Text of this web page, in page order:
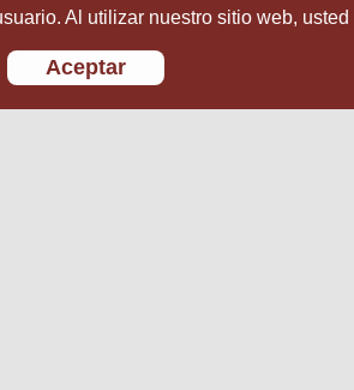
Al utilizar nuestro sitio web,
Aceptar